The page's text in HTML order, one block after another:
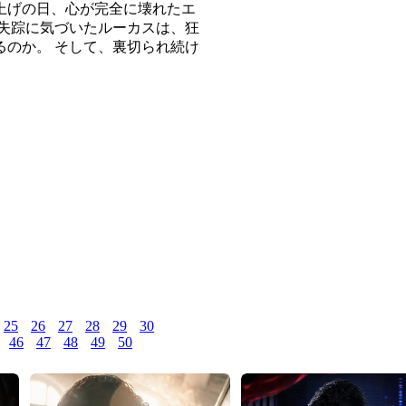
の日、心が完全に壊れたエ
踪に気づいたルーカスは、狂
か。 そして、裏切られ続け
25 26 27 28 29
30
46
47 48 49 50